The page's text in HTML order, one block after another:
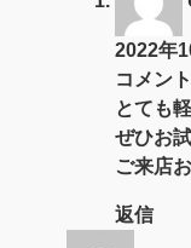
2022年
コメン
とても
ぜひお
ご来店
返信